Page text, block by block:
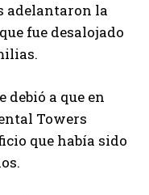
adelantaron la
fue desalojado
debió a que en
Towers
que había sido